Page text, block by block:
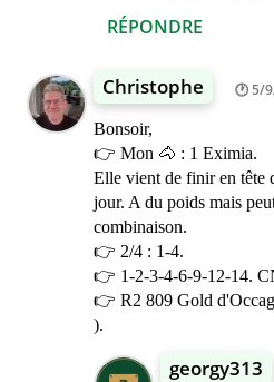
RÉPONDRE
Christophe 5/
Bonsoir,
👉 Mon 🐴 : 1 Eximia.
Elle vient de finir en tête
jour. A du poids mais
combinaison.
👉 2/4 : 1-4.
👉 1-2-3-4-6-9-12-14.
👉 R2 809 Gold
).
georgy313